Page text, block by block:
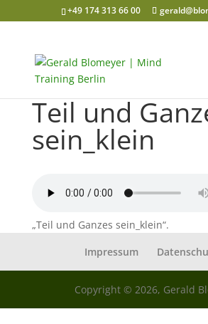
+49 174 313 66 00
Teil und
sein_klein
„Teil und Ganzes sein_klein“.
Impressum
Copyright © 2026, Gerald